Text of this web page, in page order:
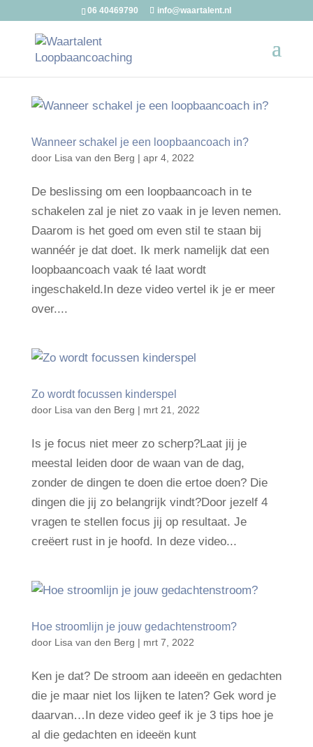
06 40469790 info@waartalent.nl
Wanneer schakel je een loopbaancoach in?
door Lisa van den Berg | apr 4, 2022
De beslissing om een loopbaancoach in te
schakelen zal je niet zo vaak in je leven nemen.
Daarom is het goed om even stil te staan bij
wannéér je dat doet. Ik merk namelijk dat een
loopbaancoach vaak té laat wordt
ingeschakeld.In deze video vertel ik je er meer
over....
Zo wordt focussen kinderspel
door Lisa van den Berg | mrt 21, 2022
Is je focus niet meer zo scherp?Laat jij je
meestal leiden door de waan van de dag,
zonder de dingen te doen die ertoe doen? Die
dingen die jij zo belangrijk vindt?Door jezelf 4
vragen te stellen focus jij op resultaat. Je
creëert rust in je hoofd. In deze video...
Hoe stroomlijn je jouw gedachtenstroom?
door Lisa van den Berg | mrt 7, 2022
Ken je dat? De stroom aan ideeën en gedachten
die je maar niet los lijken te laten? Gek word je
daarvan…In deze video geef ik je 3 tips hoe je
al die gedachten en ideeën kunt